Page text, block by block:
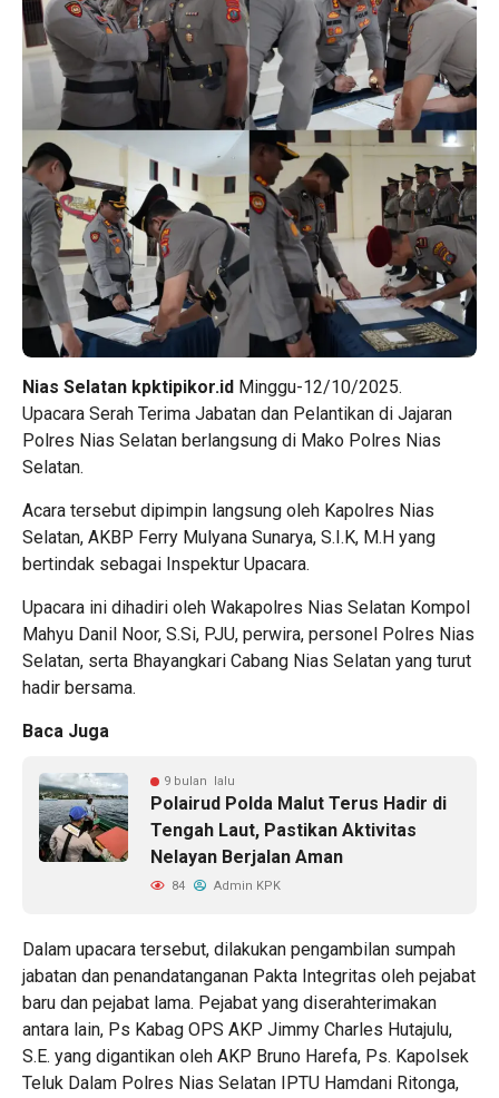
Nias Selatan kpktipikor.id Minggu-12/10/2025.
Upacara Serah Terima Jabatan dan Pelantikan di Jajaran
Polres Nias Selatan berlangsung di Mako Polres Nias
Selatan.
Acara tersebut dipimpin langsung oleh Kapolres Nias
Selatan, AKBP Ferry Mulyana Sunarya, S.I.K, M.H yang
bertindak sebagai Inspektur Upacara.
Upacara ini dihadiri oleh Wakapolres Nias Selatan Kompol
Mahyu Danil Noor, S.Si, PJU, perwira, personel Polres Nias
Selatan, serta Bhayangkari Cabang Nias Selatan yang turut
hadir bersama.
Baca Juga
9 bulan lalu
Polairud Polda Malut Terus Hadir di
Tengah Laut, Pastikan Aktivitas
Nelayan Berjalan Aman
84 Admin KPK
Dalam upacara tersebut, dilakukan pengambilan sumpah
jabatan dan penandatanganan Pakta Integritas oleh pejabat
baru dan pejabat lama. Pejabat yang diserahterimakan
antara lain, Ps Kabag OPS AKP Jimmy Charles Hutajulu,
S.E. yang digantikan oleh AKP Bruno Harefa, Ps. Kapolsek
Teluk Dalam Polres Nias Selatan IPTU Hamdani Ritonga,